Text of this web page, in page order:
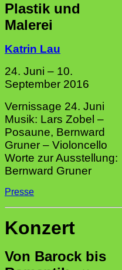
Plastik und
Malerei
Katrin Lau
24. Juni – 10.
September 2016
Vernissage 24. Juni
Musik: Lars Zobel –
Posaune, Bernward
Gruner – Violoncello
Worte zur Ausstellung:
Bernward Gruner
Presse
Konzert
Von Barock bis